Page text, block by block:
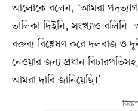
আলোকে বলেন, ‘আমরা পদত্যাগ
তালিকা দিইনি, সংখ্যাও
বক্তব্য বিশ্লেষণ করে দলবাজ ও
নেওয়ার জন্য প্রধান
আমরা দাবি জানিয়েছি।’